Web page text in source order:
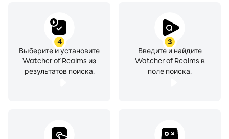
*Watcher of Realms поддерживает английский,
немецкий, французский, испанский, португальский,
итальянский, индонезийский и русский языки. Мы
языков в игру!
3
Введите и найдите
Watcher of Realms в
поле поиска.
4
Выберите и установите
Watcher of Realms из
результатов поиска.